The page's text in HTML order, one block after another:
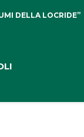
DELLA LOCRIDE”